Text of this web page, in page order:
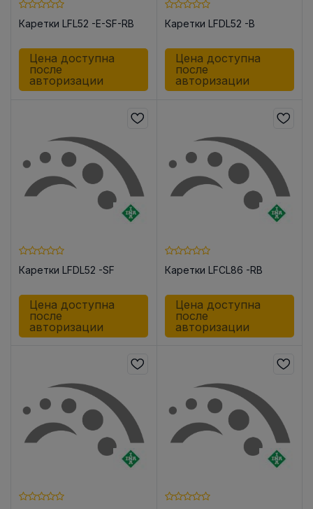
Каретки LFL52 -E-SF-RB
Цена доступна
после
авторизации
Каретки LFDL52 -B
Цена доступна
после
авторизации
Каретки LFDL52 -SF
Цена доступна
после
авторизации
Каретки LFCL86 -RB
Цена доступна
после
авторизации